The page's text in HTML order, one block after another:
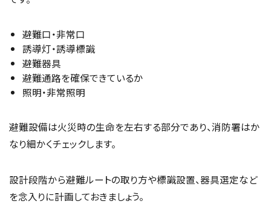
避難口・非常口
誘導灯・誘導標識
避難器具
避難通路を確保できているか
照明・非常照明
避難設備は火災時の生命を左右する部分であり、消防署はか
なり細かくチェックします。
設計段階から避難ルートの取り方や標識設置、器具選定など
を念入りに計画しておきましょう。